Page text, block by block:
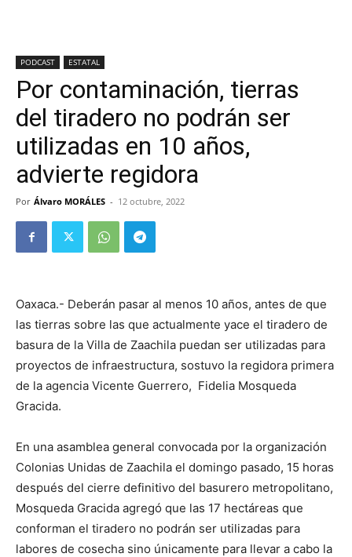
PODCAST ESTATAL
Por contaminación, tierras
del tiradero no podrán ser
utilizadas en 10 años,
advierte regidora
Por Álvaro MORÁLES - 12 octubre, 2022
Oaxaca.- Deberán pasar al menos 10 años, antes de que
las tierras sobre las que actualmente yace el tiradero de
basura de la Villa de Zaachila puedan ser utilizadas para
proyectos de infraestructura, sostuvo la regidora primera
de la agencia Vicente Guerrero, Fidelia Mosqueda
Gracida.
En una asamblea general convocada por la organización
Colonias Unidas de Zaachila el domingo pasado, 15 horas
después del cierre definitivo del basurero metropolitano,
Mosqueda Gracida agregó que las 17 hectáreas que
conforman el tiradero no podrán ser utilizadas para
labores de cosecha sino únicamente para llevar a cabo la